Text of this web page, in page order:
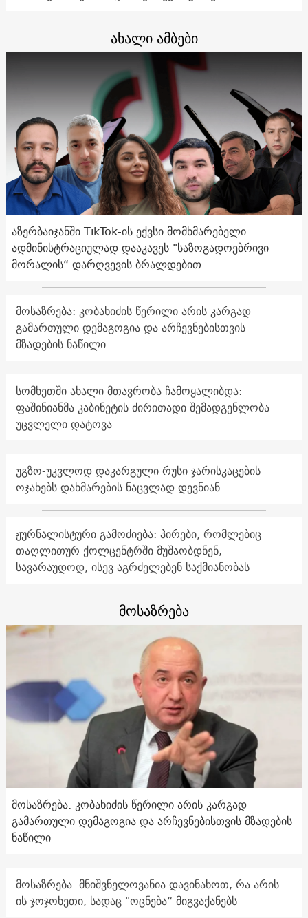
ახალი ამბები
აზერბაიჯანში TikTok-ის ექვსი მომხმარებელი
ადმინისტრაციულად დააკავეს "საზოგადოებრივი
მორალის“ დარღვევის ბრალდებით
მოსაზრება: კობახიძის წერილი არის კარგად
გამართული დემაგოგია და არჩევნებისთვის
მზადების ნაწილი
სომხეთში ახალი მთავრობა ჩამოყალიბდა:
ფაშინიანმა კაბინეტის ძირითადი შემადგენლობა
უცვლელი დატოვა
უგზო-უკვლოდ დაკარგული რუსი ჯარისკაცების
ოჯახებს დახმარების ნაცვლად დევნიან
ჟურნალისტური გამოძიება: პირები, რომლებიც
თაღლითურ ქოლცენტრში მუშაობდნენ,
სავარაუდოდ, ისევ აგრძელებენ საქმიანობას
მოსაზრება
მოსაზრება: კობახიძის წერილი არის კარგად
გამართული დემაგოგია და არჩევნებისთვის მზადების
ნაწილი
მოსაზრება: მნიშვნელოვანია დავინახოთ, რა არის
ის ჯოჯოხეთი, სადაც "ოცნება“ მიგვაქანებს